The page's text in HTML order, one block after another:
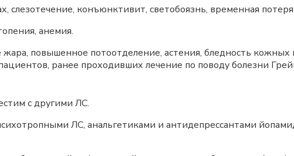
слезотечение, конъюнктивит, светобоязнь, временная потеря
анемия.
повышенное потоотделение, астения, бледность кожных
ранее проходивших лечение по поводу болезни
с другими ЛС.
ЛС, анальгетиками и антидепрессантами